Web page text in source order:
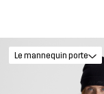
Le mannequin porte